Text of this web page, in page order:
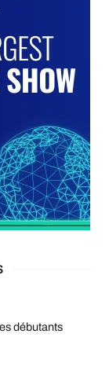
débutants